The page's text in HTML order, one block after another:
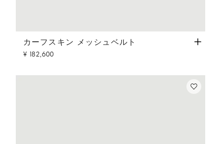
カーフスキン メッシュベルト タバコ
カーフスキン メッシュベルト
¥ 182,600